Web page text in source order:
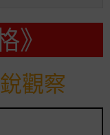
》
觀察